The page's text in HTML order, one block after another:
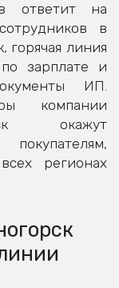
ответит на
в
горячая линия
по зарплате и
ИП.
компании
окажут
регионах